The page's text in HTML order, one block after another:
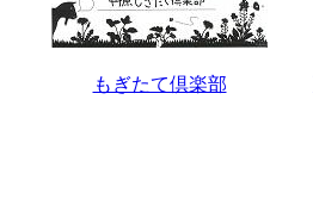
もぎたて倶楽部